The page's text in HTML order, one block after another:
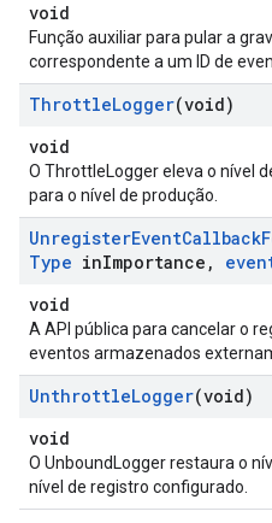
void
Função auxiliar para pular a
correspondente a um ID de
ThrottleLogger(void)
void
O ThrottleLogger eleva o nível
para o nível de produção.
UnregisterEventCallback
Type inImportance ,
void
A API pública para cancelar o
eventos armazenados
UnthrottleLogger(void)
void
O UnboundLogger restaura o
nível de registro configurado.